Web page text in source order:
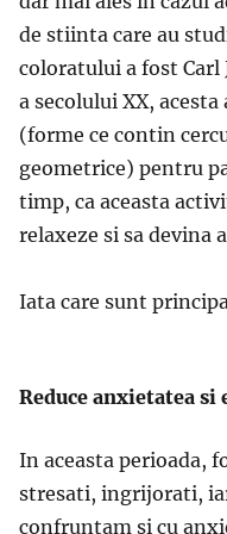
de stiinta care au
coloratului a fost
a secolului XX,
(forme ce contin
geometrice) pentru
timp, ca aceasta
relaxeze si sa devina
Iata care sunt
Reduce anxietatea
In aceasta perioada,
stresati, ingrijorati,
confruntam si cu